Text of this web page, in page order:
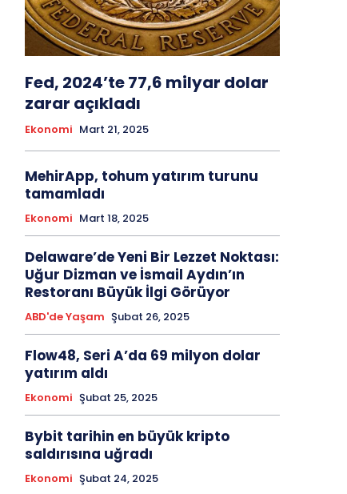
Fed, 2024’te 77,6 milyar dolar
zarar açıkladı
Ekonomi Mart 21, 2025
MehirApp, tohum yatırım turunu
tamamladı
Ekonomi Mart 18, 2025
Delaware’de Yeni Bir Lezzet Noktası:
Uğur Dizman ve İsmail Aydın’ın
Restoranı Büyük İlgi Görüyor
ABD'de Yaşam Şubat 26, 2025
Flow48, Seri A’da 69 milyon dolar
yatırım aldı
Ekonomi Şubat 25, 2025
Bybit tarihin en büyük kripto
saldırısına uğradı
Ekonomi Şubat 24, 2025